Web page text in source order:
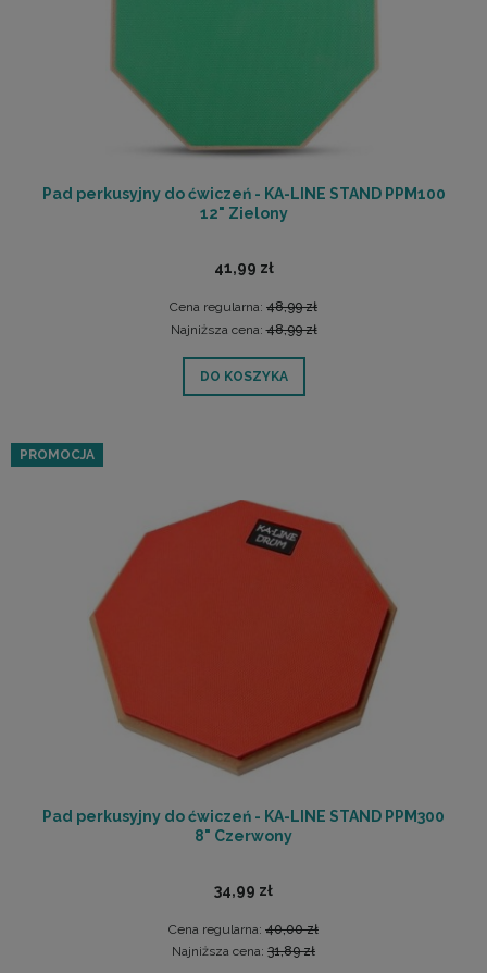
Pad perkusyjny do ćwiczeń - KA-LINE STAND PPM100
12" Zielony
41,99 zł
Cena regularna: 48,99 zł
Najniższa cena:48,99 zł
DO KOSZYKA
Pad perkusyjny do ćwiczeń - KA-LINE STAND PPM300
8" Czerwony
34,99 zł
Cena regularna: 40,00 zł
Najniższa cena: 31,89 zł
PROMOCJA